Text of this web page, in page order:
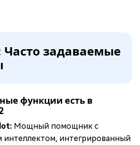
Часто задаваемые
функции есть в
Мощный помощник с
интеллектом, интегрированный